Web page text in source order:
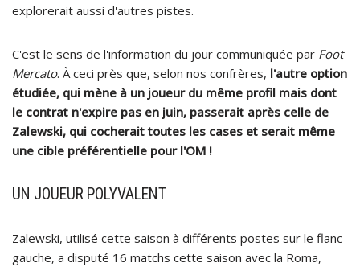
explorerait aussi d'autres pistes.
C'est le sens de l'information du jour communiquée par Foot
Mercato. À ceci près que, selon nos confrères, l'autre option
étudiée, qui mène à un joueur du même profil mais dont
le contrat n'expire pas en juin, passerait après celle de
Zalewski, qui cocherait toutes les cases et serait même
une cible préférentielle pour l'OM !
UN JOUEUR POLYVALENT
Zalewski, utilisé cette saison à différents postes sur le flanc
gauche, a disputé 16 matchs cette saison avec la Roma,